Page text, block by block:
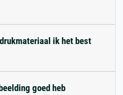
ik het best
goed heb